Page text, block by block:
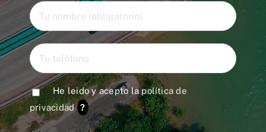
He leido y acepto lapolítica de
privacidad ?